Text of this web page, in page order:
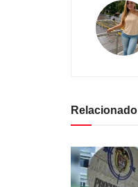
Relacionado